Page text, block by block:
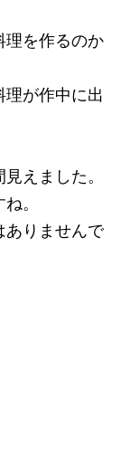
理を作るのか
理が作中に出
えました。
。
ありませんで